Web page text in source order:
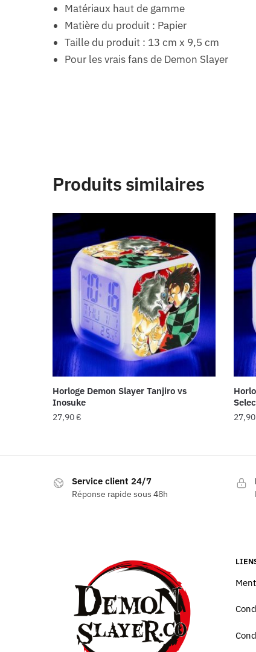
Matériaux haut de gamme
Matière du produit : Papier
Taille du produit : 13 cm x 9,5 cm
Pour les vrais fans de Demon Slayer
Produits similaires
Horloge Demon Slayer Tanjiro vs
Inosuke
27,90€ 27,90
Service client 24/7
Réponse rapide sous 48h